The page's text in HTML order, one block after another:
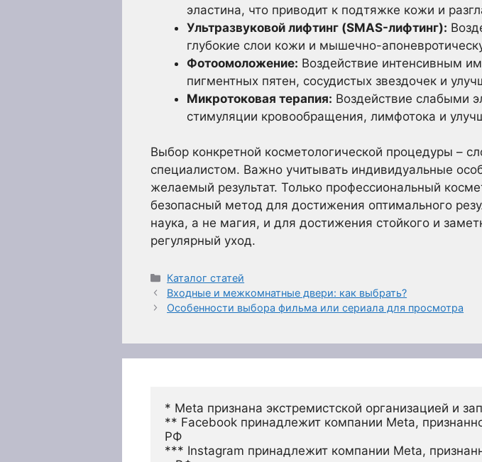
эластина, что приводит к подтяжке кожи и
Ультразвуковой лифтинг (SMAS-лифтинг):
глубокие слои кожи и мышечно-
Фотоомоложение: Воздействие интенсивным
пигментных пятен, сосудистых звездочек и
Микротоковая терапия: Воздействие слабыми
стимуляции кровообращения, лимфотока и
Выбор конкретной косметологической процедуры –
специалистом. Важно учитывать индивидуальные
желаемый результат. Только профессиональный
безопасный метод для достижения оптимального
наука, а не магия, и для достижения стойкого и
регулярный уход.
Рубрики
Каталог статей
Входные и межкомнатные двери: как выбрать?
Особенности выбора фильма или сериала для просмотра
* Meta признана экстремистской организацией и
** Facebook принадлежит компании Meta,
РФ
*** Instagram принадлежит компании Meta,